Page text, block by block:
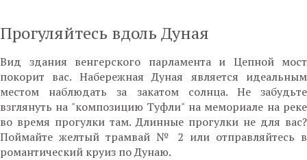
Прогуляйтесь вдоль Дуная
Вид здания венгерского парламента и Цепной мост
покорит вас. Набережная Дуная является идеальным
местом наблюдать за закатом солнца. Не забудьте
взглянуть на "композицию Туфли" на мемориале на реке
во время прогулки там. Длинные прогулки не для вас?
Поймайте желтый трамвай № 2 или отправляйтесь в
романтический круиз по Дунаю.